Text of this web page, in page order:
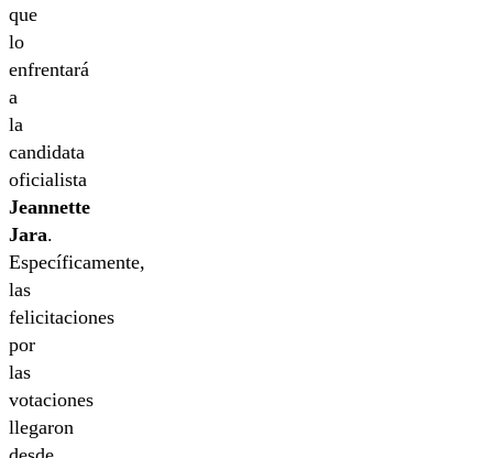
que
lo
enfrentará
a
la
candidata
oficialista
Jeannette
Jara.
Específicamente,
las
felicitaciones
por
las
votaciones
llegaron